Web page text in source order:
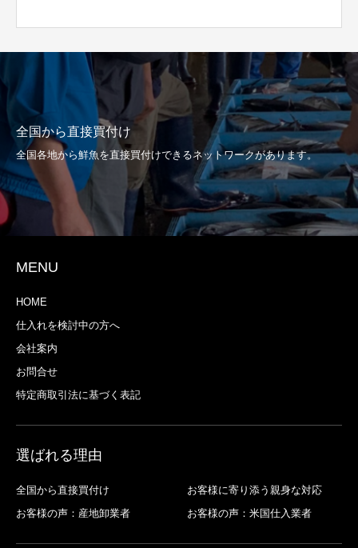
全国から直接買付け
全国各地から鮮魚を直接買付けできるネットワークがあります。
MENU
HOME
仕入れを検討中の方へ
会社案内
お問合せ
特定商取引法に基づく表記
選ばれる理由
全国から直接買付け
お客様に寄り添う親身な対応
お客様の声：産地卸業者
お客様の声：米国仕入業者